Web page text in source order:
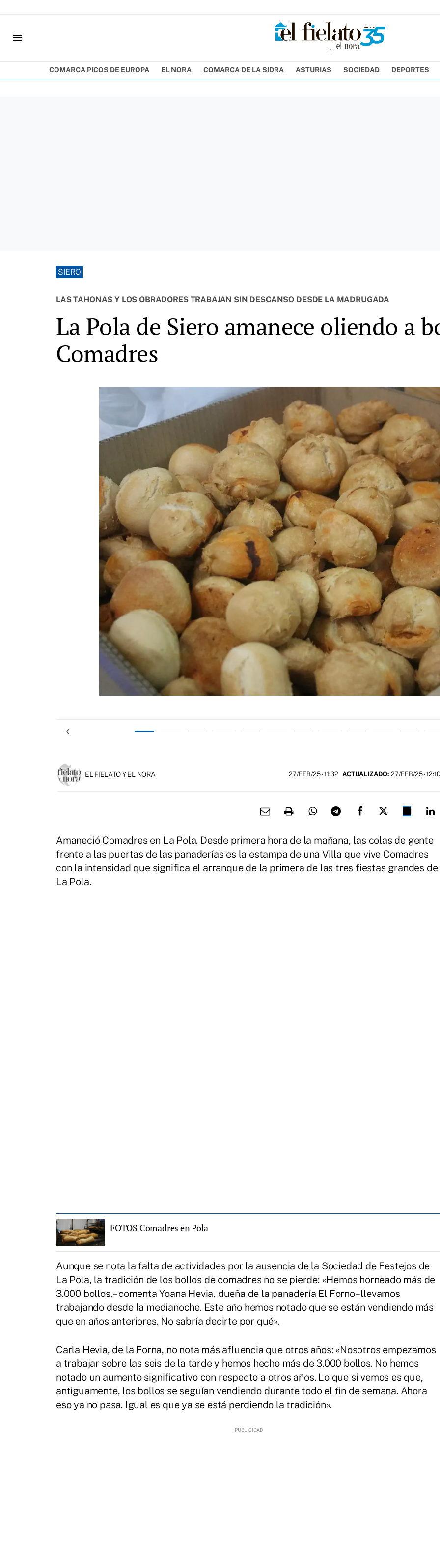
menu
COMARCA PICOS DE EUROPA EL NORA COMARCA DE LA SIDRA ASTURIAS SOCIEDAD DEPORTES
SIERO
LAS TAHONAS Y LOS OBRADORES TRABAJAN SIN DESCANSO DESDE LA MADRUGADA
La Pola de Siero amanece oliendo a
Comadres
EL FIELATO Y EL NORA 27/FEB/25- 11:32 ACTUALIZADO: 27/FEB/25 - 12:10
Amaneció Comadres en La Pola. Desde primera hora de la mañana, las colas de gente
frente a las puertas de las panaderías es la estampa de una Villa que vive Comadres
con la intensidad que significa el arranque de la primera de las tres fiestas grandes de
La Pola.
FOTOS Comadres en Pola
Aunque se nota la falta de actividades por la ausencia de la Sociedad de Festejos de
La Pola, la tradición de los bollos de comadres no se pierde: «Hemos horneado más de
3.000 bollos,– comenta Yoana Hevia, dueña de la panadería El Forno– llevamos
trabajando desde la medianoche. Este año hemos notado que se están vendiendo más
que en años anteriores. No sabría decirte por qué».
Carla Hevia, de la Forna, no nota más afluencia que otros años: «Nosotros empezamos
a trabajar sobre las seis de la tarde y hemos hecho más de 3.000 bollos. No hemos
notado un aumento significativo con respecto a otros años. Lo que si vemos es que,
antiguamente, los bollos se seguían vendiendo durante todo el fin de semana. Ahora
eso ya no pasa. Igual es que ya se está perdiendo la tradición».